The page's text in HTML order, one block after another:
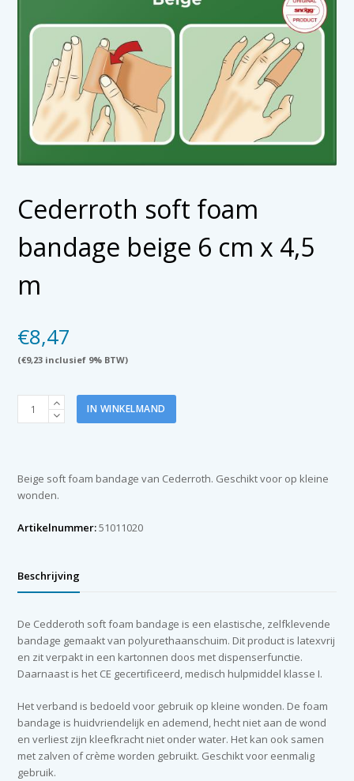
Cederroth soft foam
bandage beige 6 cm x 4,5
m
€8,47
(€9,23 inclusief 9% BTW)
Cederroth
soft
6
cm
4,5
aantal
IN WINKELMAND
Beige soft foam bandage van Cederroth. Geschikt voor op kleine
wonden.
Artikelnummer:51011020
Beschrijving
De Cedderoth soft foam bandage is een elastische, zelfklevende
bandage gemaakt van polyurethaanschuim. Dit product is latexvrij
en zit verpakt in een kartonnen doos met dispenserfunctie.
Daarnaast is het CE gecertificeerd, medisch hulpmiddel klasse I.
Het verband is bedoeld voor gebruik op kleine wonden. De foam
bandage is huidvriendelijk en ademend, hecht niet aan de wond
en verliest zijn kleefkracht niet onder water. Het kan ook samen
met zalven of crème worden gebruikt. Geschikt voor eenmalig
gebruik.